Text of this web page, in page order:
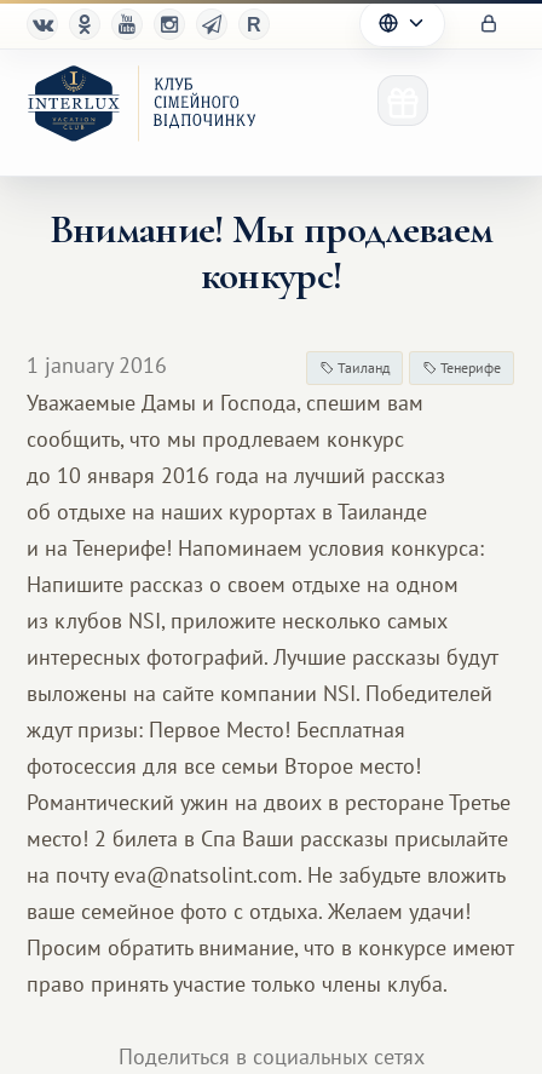
Партнерам
Благотворительность
Внимание! Мы продлеваем
конкурс!
1 january 2016 Таиланд Тенерифе
Уважаемые Дамы и Господа, спешим вам
сообщить, что мы продлеваем конкурс
до 10 января 2016 года на лучший рассказ
об отдыхе на наших курортах в Таиланде
и на Тенерифе! Напоминаем условия конкурса:
Напишите рассказ о своем отдыхе на одном
из клубов NSI, приложите несколько самых
интересных фотографий. Лучшие рассказы будут
выложены на сайте компании NSI. Победителей
ждут призы: Первое Место! Бесплатная
фотосессия для все семьи Второе место!
Романтический ужин на двоих в ресторане Третье
место! 2 билета в Спа Ваши рассказы присылайте
на почту eva@natsolint.com. Не забудьте вложить
ваше семейное фото с отдыха. Желаем удачи!
Просим обратить внимание, что в конкурсе имеют
право принять участие только члены клуба.
Поделиться в социальных сетях